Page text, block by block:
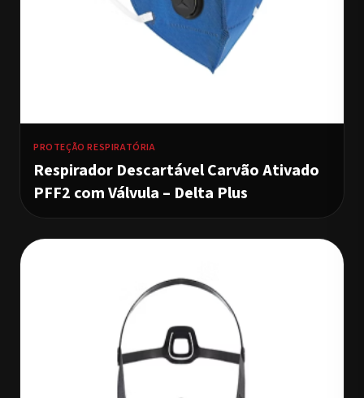
PROTEÇÃO RESPIRATÓRIA
Respirador Descartável Carvão Ativado
PFF2 com Válvula – Delta Plus